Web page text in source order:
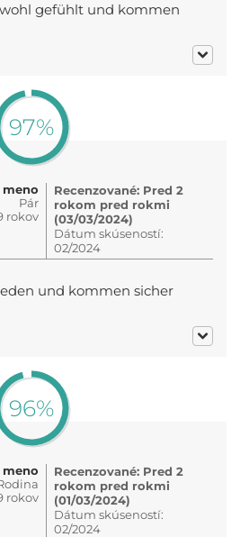
gefühlt und kommen
97%
meno
Pár
rokov
Recenzované: Pred 2
rokom pred rokmi
(03/03/2024)
Dátum skúseností:
02/2024
und kommen sicher
96%
meno
rokov
Recenzované: Pred 2
rokom pred rokmi
(01/03/2024)
Dátum skúseností:
02/2024